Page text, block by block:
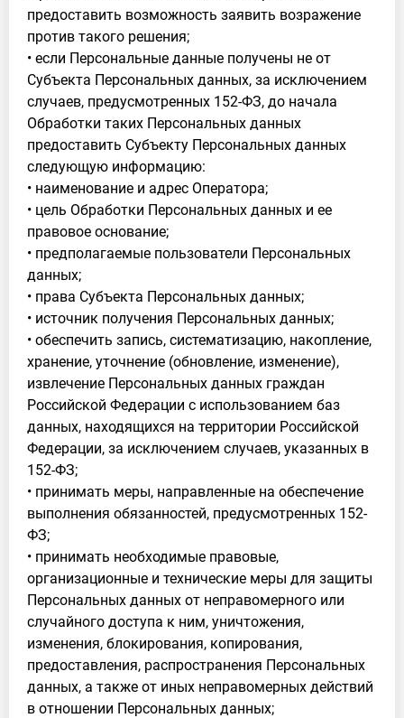
предоставить возможность заявить возражение
против такого решения;
• если Персональные данные получены не от
Субъекта Персональных данных, за исключением
случаев, предусмотренных 152-ФЗ, до начала
Обработки таких Персональных данных
предоставить Субъекту Персональных данных
следующую информацию:
• наименование и адрес Оператора;
• цель Обработки Персональных данных и ее
правовое основание;
• предполагаемые пользователи Персональных
данных;
• права Субъекта Персональных данных;
• источник получения Персональных данных;
• обеспечить запись, систематизацию, накопление,
хранение, уточнение (обновление, изменение),
извлечение Персональных данных граждан
Российской Федерации с использованием баз
данных, находящихся на территории Российской
Федерации, за исключением случаев, указанных в
152-ФЗ;
• принимать меры, направленные на обеспечение
выполнения обязанностей, предусмотренных 152-
ФЗ;
• принимать необходимые правовые,
организационные и технические меры для защиты
Персональных данных от неправомерного или
случайного доступа к ним, уничтожения,
изменения, блокирования, копирования,
предоставления, распространения Персональных
данных, а также от иных неправомерных действий
в отношении Персональных данных;